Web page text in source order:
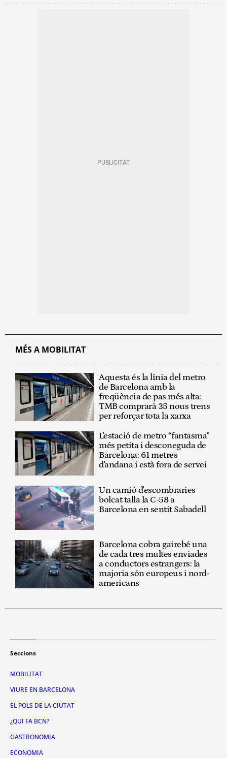
MÉS A MOBILITAT
Aquesta és la línia del metro
de Barcelona amb la
freqüència de pas més alta:
TMB comprarà 35 nous trens
per reforçar tota la xarxa
L'estació de metro “fantasma”
més petita i desconeguda de
Barcelona: 61 metres
d'andana i està fora de servei
Un camió d'escombraries
bolcat talla la C-58 a
Barcelona en sentit Sabadell
Barcelona cobra gairebé una
de cada tres multes enviades
a conductors estrangers: la
majoria són europeus i nord-
americans
Seccions
MOBILITAT
VIURE EN BARCELONA
EL POLS DE LA CIUTAT
¿QUI FA BCN?
GASTRONOMIA
ECONOMIA